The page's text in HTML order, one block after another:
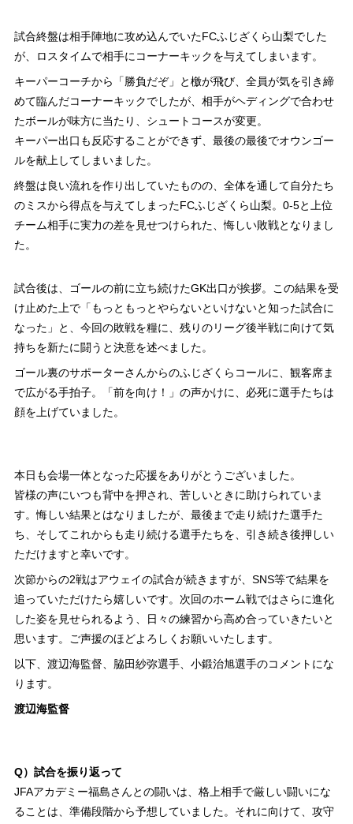
試合終盤は相手陣地に攻め込んでいたFCふじざくら山梨でした
が、ロスタイムで相手にコーナーキックを与えてしまいます。
キーパーコーチから「勝負だぞ」と檄が飛び、全員が気を引き締
めて臨んだコーナーキックでしたが、相手がヘディングで合わせ
たボールが味方に当たり、シュートコースが変更。
キーパー出口も反応することができず、最後の最後でオウンゴー
ルを献上してしまいました。
終盤は良い流れを作り出していたものの、全体を通して自分たち
のミスから得点を与えてしまったFCふじざくら山梨。0-5と上位
チーム相手に実力の差を見せつけられた、悔しい敗戦となりまし
た。
試合後は、ゴールの前に立ち続けたGK出口が挨拶。この結果を受
け止めた上で「もっともっとやらないといけないと知った試合に
なった」と、今回の敗戦を糧に、残りのリーグ後半戦に向けて気
持ちを新たに闘うと決意を述べました。
ゴール裏のサポーターさんからのふじざくらコールに、観客席ま
で広がる手拍子。「前を向け！」の声かけに、必死に選手たちは
顔を上げていました。
本日も会場一体となった応援をありがとうございました。
皆様の声にいつも背中を押され、苦しいときに助けられていま
す。悔しい結果とはなりましたが、最後まで走り続けた選手た
ち、そしてこれからも走り続ける選手たちを、引き続き後押しい
ただけますと幸いです。
次節からの2戦はアウェイの試合が続きますが、SNS等で結果を
追っていただけたら嬉しいです。次回のホーム戦ではさらに進化
した姿を見せられるよう、日々の練習から高め合っていきたいと
思います。ご声援のほどよろしくお願いいたします。
以下、渡辺海監督、脇田紗弥選手、小鍛治旭選手のコメントにな
ります。
渡辺海監督
Q）試合を振り返って
JFAアカデミー福島さんとの闘いは、格上相手で厳しい闘いにな
ることは、準備段階から予想していました。それに向けて、攻守